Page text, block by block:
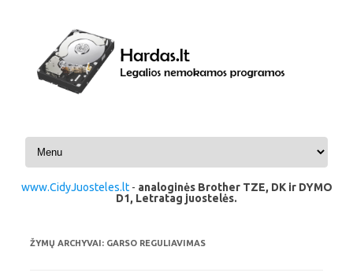
Pereiti prie turinio
www.CidyJuosteles.lt- analoginės Brother TZE, DK ir DYMO
D1, Letratag juostelės.
ŽYMŲ ARCHYVAI: GARSO REGULIAVIMAS